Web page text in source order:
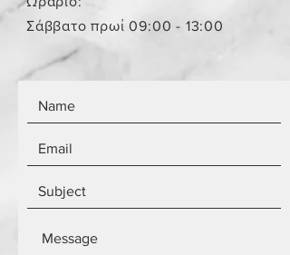
Τα αντικείμενα δεν είναι
καινούργια.
Σάββατο πρωί 09:00 - 13:00